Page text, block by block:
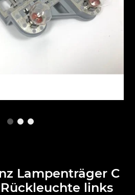
Lampenträger C
links